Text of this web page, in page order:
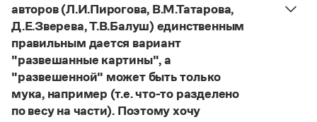
Журнал
Новости и события
Статьи
Монологи
Интервью
авторов (Л.И.Пирогова, В.М.Татарова,
Д.Е.Зверева, Т.В.Балуш) единственным
правильным дается вариант
"развешанные картины", а
"развешенной" может быть только
мука, например (т.е. что-то разделено
по весу на части). Поэтому хочу